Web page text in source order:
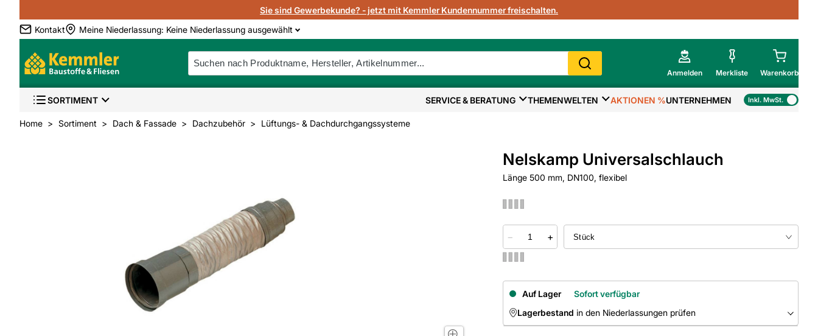
Sie sind Gewerbekunde? - jetzt mit Kemmler Kundennummer freischalten.
Kontakt
Meine Niederlassung: Keine Niederlassung ausgewählt
Anmelden Merkliste Warenkorb
Mein Warenkorb
SORTIMENT SERVICE & BERATUNG THEMENWELTEN AKTIONEN %UNTERNEHMEN Inkl. MwSt.
Home Sortiment Dach & Fassade Dachzubehör Lüftungs- & Dachdurchgangssysteme
Nelskamp Universalschlauch
Länge 500 mm, DN100, flexibel
− +
Auf Lager
Sofort verfügbar
Lagerbestand in den Niederlassungen prüfen